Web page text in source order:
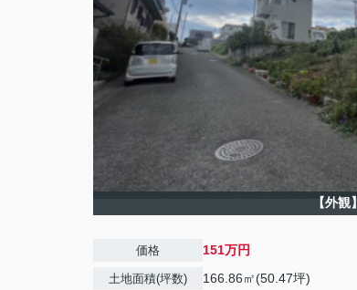
【外観】
価格 151万円
土地面積(坪数) 166.86㎡(50.47坪)